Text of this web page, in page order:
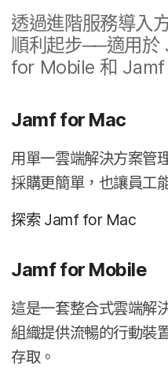
透過​進階​服務​導入​
順利​起步──​適用​於
for Mobile 和 Jamf
Jamf for Mac
用單​一​雲​端​解決​方案​管
採購​更​簡單，​也​讓​員工​
探索Jamf for Mac
Jamf for Mobile
這​是​一套整合式​雲端​解
組織​提供​流暢​的​行動​裝
存取。